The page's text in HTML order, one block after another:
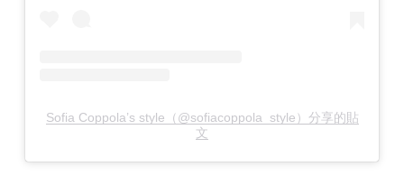
Sofia Coppola’s style（@sofiacoppola_style）分享的貼
文